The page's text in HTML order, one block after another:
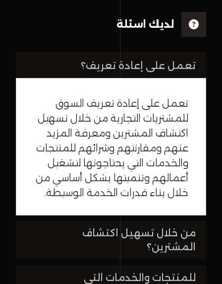
لديك اسئلة
تعمل على إعادة تعريف؟
تعمل على إعادة تعريف السوق
للمشتريات التجارية من خلال تسهيل
اكتشاف المشترين ومعرفة المزيد
عنهم ومقارنتهم وشرائهم للمنتجات
والخدمات التي يحتاجونها لتشغيل
أعمالهم وتنميتها بشكل أساسي من
خلال بناء قدرات الخدمة الوسيطة.
من خلال تسهيل اكتشاف
المشترين؟
للمنتجات والخدمات التي